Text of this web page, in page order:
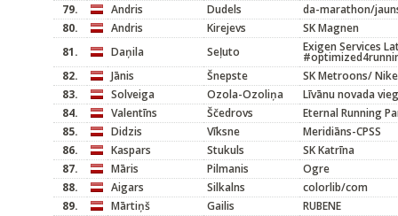
79.
Andris Dudels
da-marathon/
80.
Andris Kirejevs
SK Magnen
81.
Daņila Seļuto Exigen Services
82.
Jānis Šnepste
SK Metroons/ Nike
83.
Solveiga Ozola-Ozoliņa
Līvānu novada
84.
Valentīns Ščedrovs
Eternal Running
85.
Didzis Vīksne
Meridiāns-CPSS
86.
Kaspars Stukuls
SK Katrīna
87.
Māris Pilmanis
Ogre
88.
Aigars Silkalns
colorlib/com
89.
Mārtiņš Gailis
RUBENE